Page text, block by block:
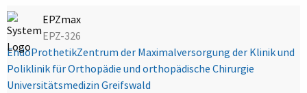
EPZmax
EPZ-326
EndoProthetikZentrum der Maximalversorgung der Klinik und
Poliklinik für Orthopädie und orthopädische Chirurgie
Universitätsmedizin Greifswald